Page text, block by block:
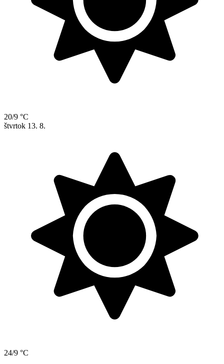
20/9 °C
štvrtok 13. 8.
24/9 °C